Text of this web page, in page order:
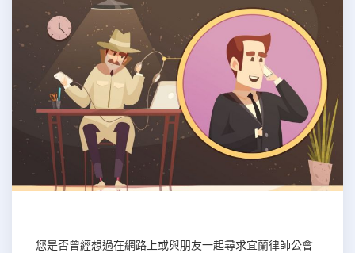
您是否曾經想過在網路上或與朋友一起尋求宜蘭律師公會